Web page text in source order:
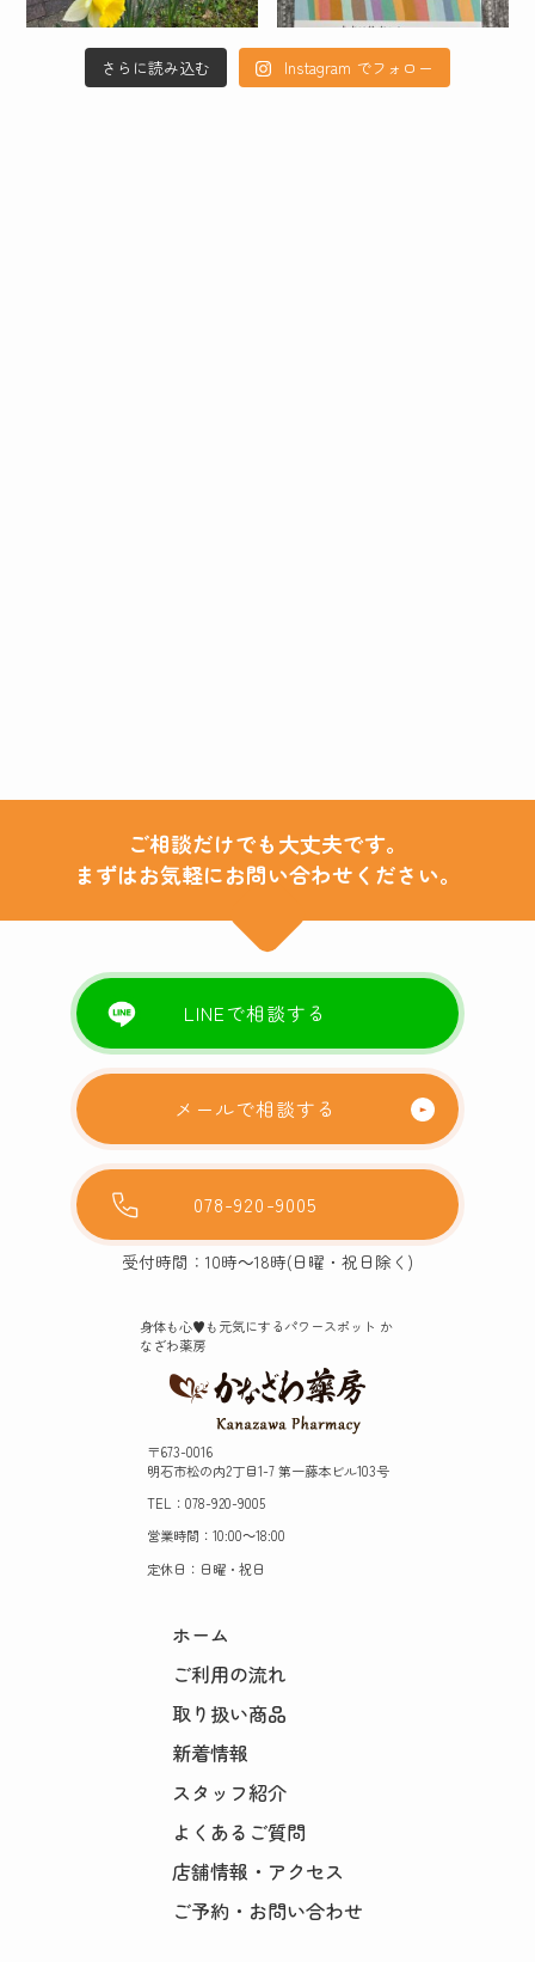
さらに読み込む Instagram でフォロー
ご相談だけでも大丈夫です。
まずはお気軽にお問い合わせください。
LINEで相談する
メールで相談する
078-920-9005
受付時間：10時～18時(日曜・祝日除く)
身体も心♥️も元気にするパワースポット か
なざわ薬房
〒673-0016
明石市松の内2丁目1-7 第一藤本ビル103号
TEL：078-920-9005
営業時間：10:00～18:00
定休日：日曜・祝日
ホーム
ご利用の流れ
取り扱い商品
新着情報
スタッフ紹介
よくあるご質問
店舗情報・アクセス
ご予約・お問い合わせ